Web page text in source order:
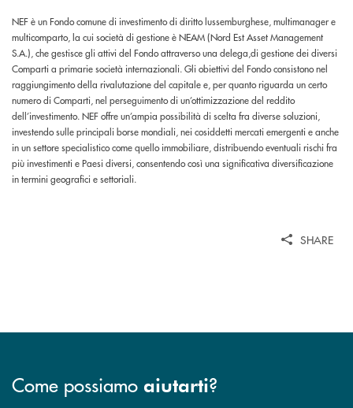
NEF è un Fondo comune di investimento di diritto lussemburghese, multimanager e
multicomparto, la cui società di gestione è NEAM (Nord Est Asset Management
S.A.), che gestisce gli attivi del Fondo attraverso una delega,di gestione dei diversi
Comparti a primarie società internazionali. Gli obiettivi del Fondo consistono nel
raggiungimento della rivalutazione del capitale e, per quanto riguarda un certo
numero di Comparti, nel perseguimento di un’ottimizzazione del reddito
dell’investimento. NEF offre un’ampia possibilità di scelta fra diverse soluzioni,
investendo sulle principali borse mondiali, nei cosiddetti mercati emergenti e anche
in un settore specialistico come quello immobiliare, distribuendo eventuali rischi fra
più investimenti e Paesi diversi, consentendo così una significativa diversificazione
in termini geografici e settoriali.
SHARE
Come possiamo aiutarti?